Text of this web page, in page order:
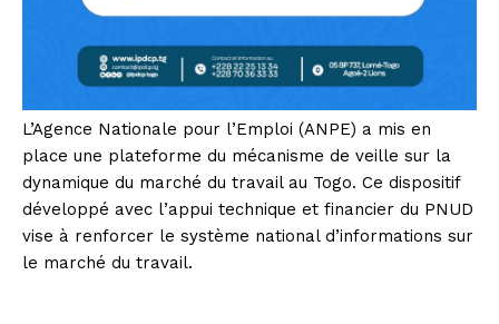
L’Agence Nationale pour l’Emploi (ANPE) a mis en
place une plateforme du mécanisme de veille sur la
dynamique du marché du travail au Togo. Ce dispositif
développé avec l’appui technique et financier du PNUD
vise à renforcer le système national d’informations sur
le marché du travail.